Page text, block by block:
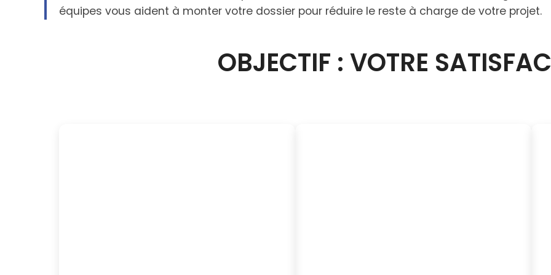
équipes vous aident à monter votre dossier pour réduire le reste à charge de votre projet.
OBJECTIF : VOTRE